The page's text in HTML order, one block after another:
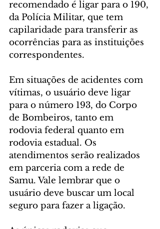
recomendado é ligar para o 190,
da Polícia Militar, que tem
capilaridade para transferir as
ocorrências para as instituições
correspondentes.
Em situações de acidentes com
vítimas, o usuário deve ligar
para o número 193, do Corpo
de Bombeiros, tanto em
rodovia federal quanto em
rodovia estadual. Os
atendimentos serão realizados
em parceria com a rede de
Samu. Vale lembrar que o
usuário deve buscar um local
seguro para fazer a ligação.